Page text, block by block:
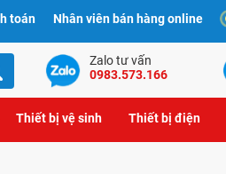
toán Nhân viên bán hàng online
Zalo tư vấn
0983.573.166
Thiết bị vệ sinh Thiết bị điện